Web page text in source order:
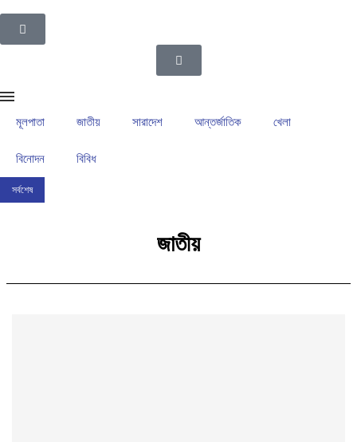
মূলপাতা জাতীয় সারাদেশ আন্তর্জাতিক খেলা
বিনোদন বিবিধ
সর্বশেষ
জাতীয়